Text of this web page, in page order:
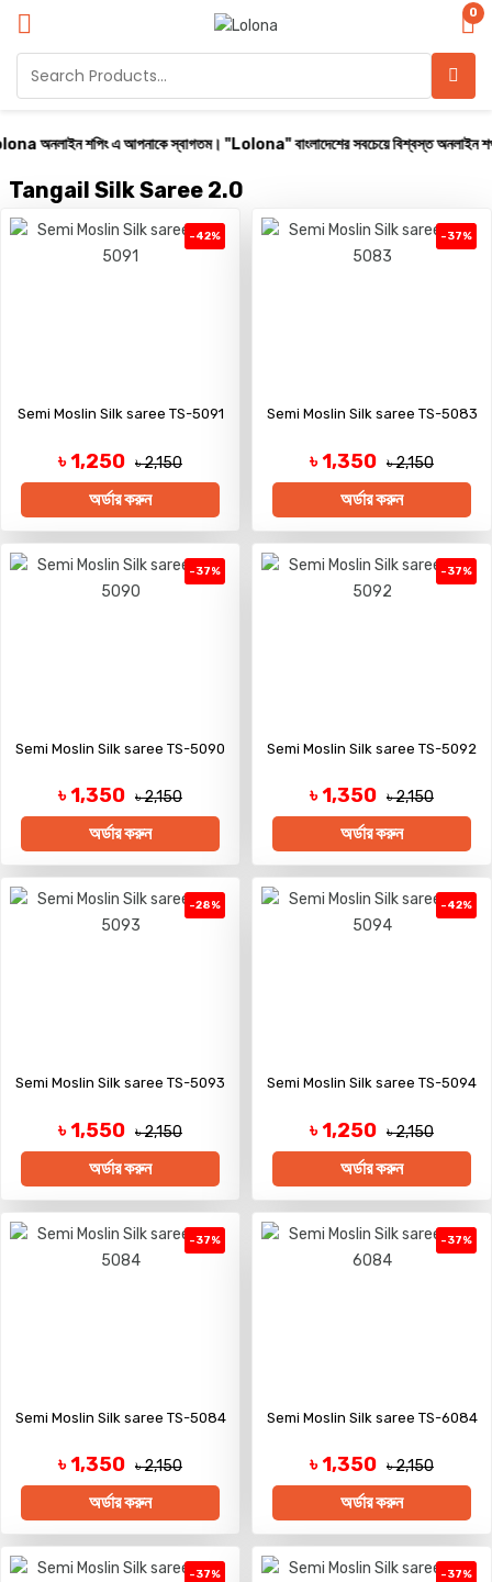
অনলাইন শপিং এ আপনাকে স্বাগতম। "Lolona" বাংলাদেশের সবচেয়ে বিশ্বস্ত অনলাইন শপ। সারা
0
Tangail Silk Saree 2.0
-42%
Semi Moslin Silk saree TS-5091
৳ 1,250 ৳ 2,150
অর্ডার করুন
-37%
Semi Moslin Silk saree TS-5083
৳ 1,350 ৳ 2,150
অর্ডার করুন
-37%
Semi Moslin Silk saree TS-5090
৳ 1,350 ৳ 2,150
অর্ডার করুন
-37%
Semi Moslin Silk saree TS-5092
৳ 1,350 ৳ 2,150
অর্ডার করুন
-28%
Semi Moslin Silk saree TS-5093
৳ 1,550 ৳ 2,150
অর্ডার করুন
-42%
Semi Moslin Silk saree TS-5094
৳ 1,250 ৳ 2,150
অর্ডার করুন
-37%
Semi Moslin Silk saree TS-5084
৳ 1,350 ৳ 2,150
অর্ডার করুন
-37%
Semi Moslin Silk saree TS-6084
৳ 1,350 ৳ 2,150
অর্ডার করুন
-37% -37%